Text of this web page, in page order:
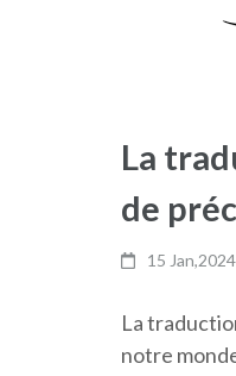
La
de
15 Jan,2024
La
notre